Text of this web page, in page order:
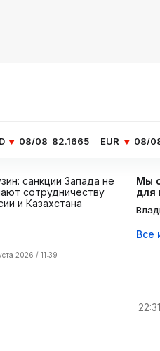
EUR 08/08 94.8366
санкции Запада не
сотрудничеству
и Казахстана
2026 / 11:39
Мы
для
Все
22:31